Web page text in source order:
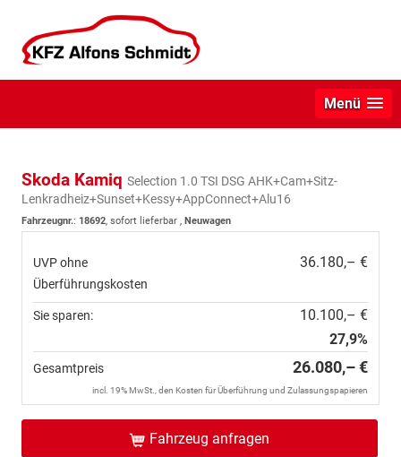
Menü
Skoda Kamiq Selection 1.0 TSI DSG AHK+Cam+Sitz-
Lenkradheiz+Sunset+Kessy+AppConnect+Alu16
Fahrzeugnr.: 18692, sofort lieferbar , Neuwagen
UVP ohne
Überführungskosten
36.180,– €
Sie sparen:
10.100,– €
27,9%
Gesamtpreis 26.080,– €
incl. 19% MwSt., den Kosten für Überführung und Zulassungspapieren
Fahrzeug anfragen